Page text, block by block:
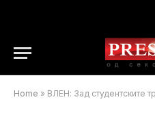
Home » ВЛЕН: Зад студентските транспаренти се крие